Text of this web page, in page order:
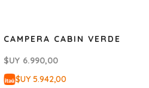
CAMPERA CABIN VERDE
$UY 6.990,00
$UY 5.942,00